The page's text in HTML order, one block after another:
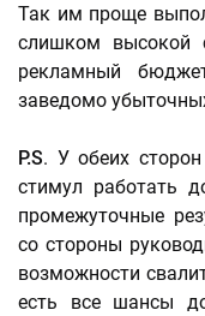
Так им проще
слишком высокой
рекламный
заведомо
P.S. У обеих
стимул работать
промежуточные
со стороны
возможности
есть все шансы